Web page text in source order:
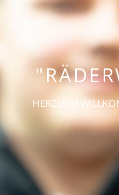
HERZLICH